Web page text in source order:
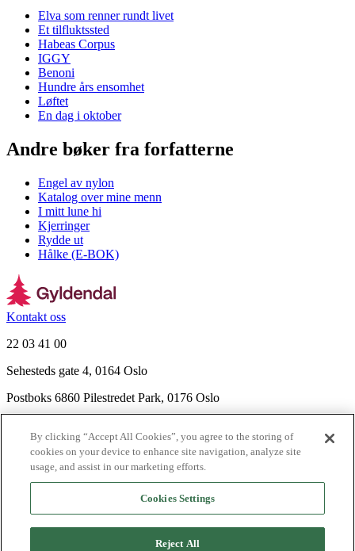
Elva som renner rundt livet
Et tilfluktssted
Habeas Corpus
IGGY
Benoni
Hundre års ensomhet
Løftet
En dag i oktober
Andre bøker fra forfatterne
Engel av nylon
Katalog over mine menn
I mitt lune hi
Kjerringer
Rydde ut
Hålke (E-BOK)
Kontakt oss
22 03 41 00
Sehesteds gate 4, 0164 Oslo
Postboks 6860 Pilestredet Park, 0176 Oslo
Nyhetsbrev
Ledige stillinger
Send inn manus
By clicking “Accept All Cookies”, you agree to the storing of
cookies on your device to enhance site navigation, analyze site
usage, and assist in our marketing efforts.
Cookies Settings
Reject All